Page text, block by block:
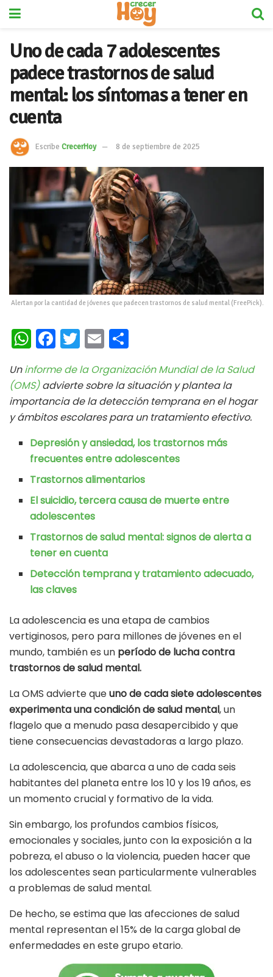
Uno de cada 7 adolescentes
padece trastornos de salud
mental: los síntomas a tener en
cuenta
Escribe CrecerHoy 8 de septiembre de 2025
Alertan por la cantidad de jóvenes que padecen trastornos de salud mental (FreePick).
W
at
s
A
p
p
Fa
b
oo
k
T
tt
er
E
ai
l
m
p
ar
ti
r
Uninforme de la Organización Mundial de la Salud
(OMS)advierte sobre la situación y plantea la
importancia de la detección temprana en el hogar
y ámbitos escolares para un tratamiento efectivo.
Depresión y ansiedad, los trastornos más
frecuentes entre adolescentes
Trastornos alimentarios
El suicidio, tercera causa de muerte entre
adolescentes
Trastornos de salud mental: signos de alerta a
tener en cuenta
Detección temprana y tratamiento adecuado,
las claves
La adolescencia es una etapa de cambios
vertiginosos, pero para millones de jóvenes en el
mundo, también es un período de lucha contra
trastornos de salud mental.
La OMS advierte queuno de cada siete adolescentes
experimenta una condición de salud mental, un
flagelo que a menudo pasa desapercibido y que
tiene consecuencias devastadoras a largo plazo.
La adolescencia, que abarca a uno de cada seis
habitantes del planeta entre los 10 y los 19 años, es
un momento crucial y formativo de la vida.
Sin embargo, los profundos cambios físicos,
emocionales y sociales, junto con la exposición a la
pobreza, el abuso o la violencia, pueden hacer que
los adolescentes sean particularmente vulnerables
a problemas de salud mental.
De hecho, se estima que las afecciones de salud
mental representan el 15% de la carga global de
enfermedades en este grupo etario.